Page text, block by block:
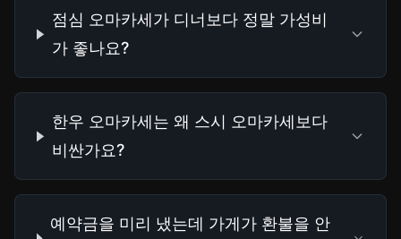
점심 오마카세가 디너보다 정말 가성비
가 좋나요?
한우 오마카세는 왜 스시 오마카세보다
비싼가요?
예약금을 미리 냈는데 가게가 환불을 안